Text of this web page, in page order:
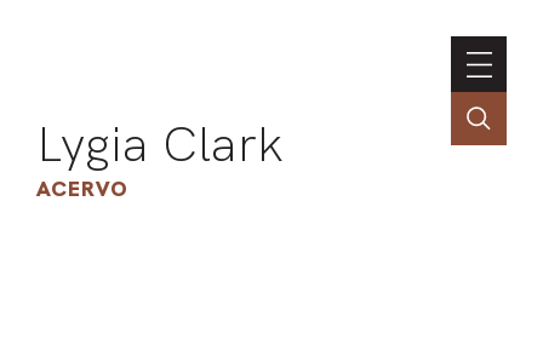
Lygia Clark
ACERVO